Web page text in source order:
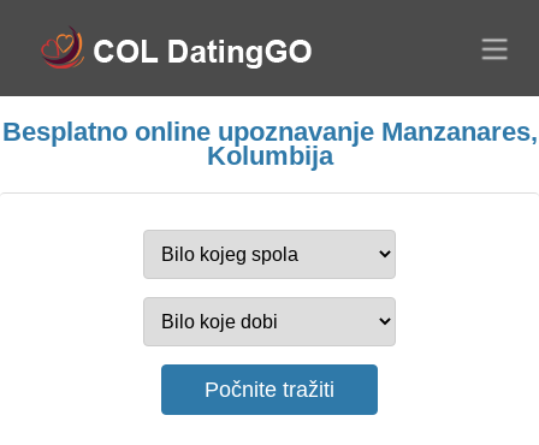
Besplatno online upoznavanje Manzanares,
Kolumbija